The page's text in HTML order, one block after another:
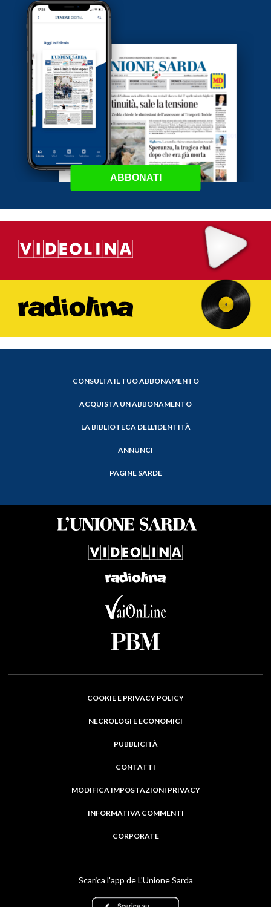
ABBONATI
CONSULTA IL TUO ABBONAMENTO
ACQUISTA UN ABBONAMENTO
LA BIBLIOTECA DELL'IDENTITÀ
ANNUNCI
PAGINE SARDE
COOKIE E PRIVACY POLICY
NECROLOGI E ECONOMICI
PUBBLICITÀ
CONTATTI
MODIFICA IMPOSTAZIONI PRIVACY
INFORMATIVA COMMENTI
CORPORATE
Scarica l'app de L'Unione Sarda